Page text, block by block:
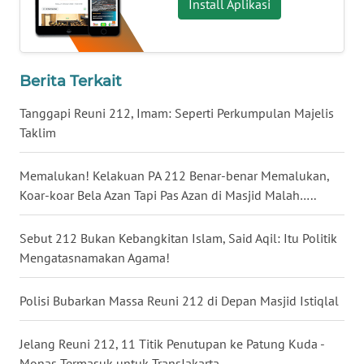
Install Aplikasi
Berita Terkait
Tanggapi Reuni 212, Imam: Seperti Perkumpulan Majelis
Taklim
Memalukan! Kelakuan PA 212 Benar-benar Memalukan,
Koar-koar Bela Azan Tapi Pas Azan di Masjid Malah…..
Sebut 212 Bukan Kebangkitan Islam, Said Aqil: Itu Politik
Mengatasnamakan Agama!
Polisi Bubarkan Massa Reuni 212 di Depan Masjid Istiqlal
Jelang Reuni 212, 11 Titik Penutupan ke Patung Kuda -
WN
NUSANTARA
JOGJA
WN
JATIM
WN
BALI
WN
KALTENG